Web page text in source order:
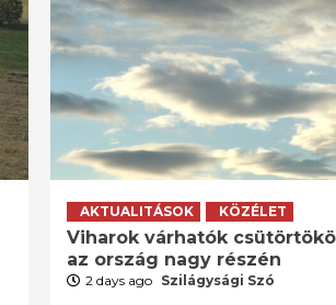
AKTUALITÁSOK KÖZÉLET
Viharok várhatók
az ország nagy részén
2 days ago Szilágysági Szó